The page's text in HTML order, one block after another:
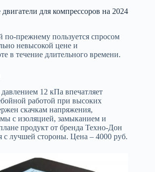
для компрессоров на 2024
по-прежнему пользуется спросом
невысокой цене и
в течение длительного времени.
12 кПа впечатляет
работой при высоких
скачкам напряжения,
с изоляцией, замыканием и
продукт от бренда Техно-Дон
с лучшей стороны. Цена – 4000 руб.